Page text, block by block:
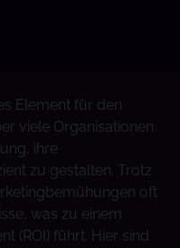
Element für den
viele Organisationen
ihre
zu gestalten. Trotz
oft
was zu einem
(ROI) führt. Hier sind